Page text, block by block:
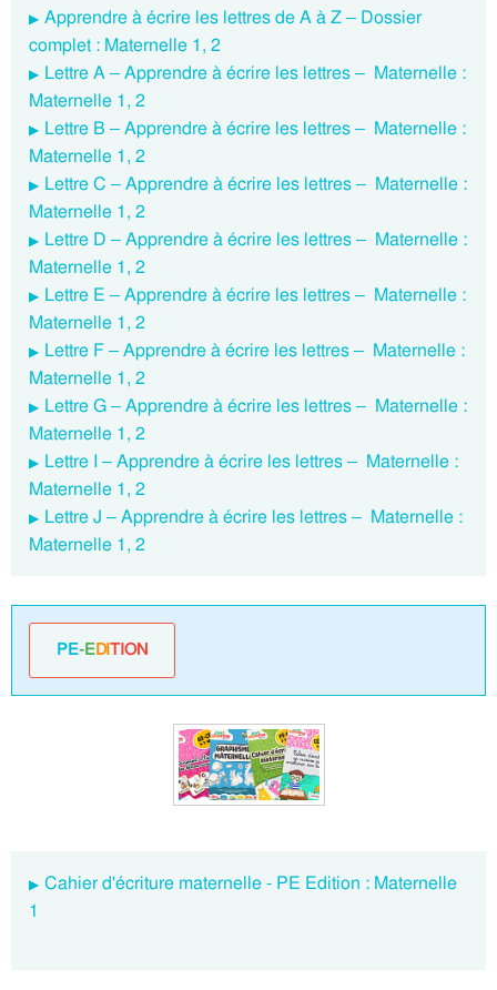
Apprendre à écrire les lettres de A à Z – Dossier
complet : Maternelle 1, 2
Lettre A – Apprendre à écrire les lettres – Maternelle :
Maternelle 1, 2
Lettre B – Apprendre à écrire les lettres – Maternelle :
Maternelle 1, 2
Lettre C – Apprendre à écrire les lettres – Maternelle :
Maternelle 1, 2
Lettre D – Apprendre à écrire les lettres – Maternelle :
Maternelle 1, 2
Lettre E – Apprendre à écrire les lettres – Maternelle :
Maternelle 1, 2
Lettre F – Apprendre à écrire les lettres – Maternelle :
Maternelle 1, 2
Lettre G – Apprendre à écrire les lettres – Maternelle :
Maternelle 1, 2
Lettre I – Apprendre à écrire les lettres – Maternelle :
Maternelle 1, 2
Lettre J – Apprendre à écrire les lettres – Maternelle :
Maternelle 1, 2
PE-EDITION
Cahier d'écriture maternelle - PE Edition : Maternelle
1